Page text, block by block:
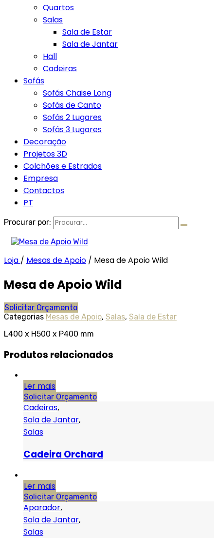
Quartos
Salas
Sala de Estar
Sala de Jantar
Hall
Cadeiras
Sofás
Sofás Chaise Long
Sofás de Canto
Sofás 2 Lugares
Sofás 3 Lugares
Decoração
Projetos 3D
Colchões e Estrados
Empresa
Contactos
PT
Procurar por:
Loja / Mesas de Apoio / Mesa de Apoio Wild
Mesa de Apoio Wild
Solicitar Orçamento
Categorias Mesas de Apoio, Salas, Sala de Estar
L400 x H500 x P400 mm
Produtos relacionados
Ler mais
Solicitar Orçamento
Cadeiras,
Sala de Jantar,
Salas
Cadeira Orchard
Ler mais
Solicitar Orçamento
Aparador,
Sala de Jantar,
Salas